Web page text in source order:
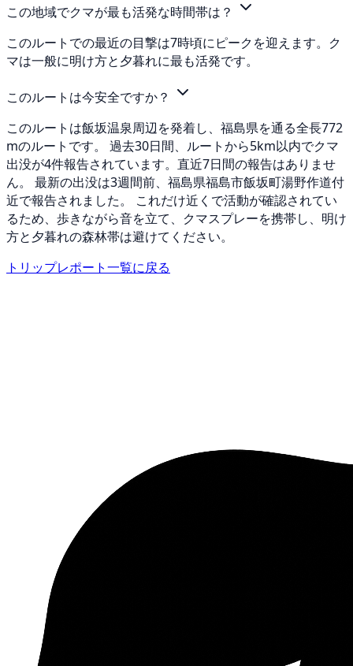
この地域でクマが最も活発な時間帯は？
このルートでの最近の目撃は7時頃にピークを迎えます。ク
マは一般に明け方と夕暮れに最も活発です。
このルートは今安全ですか？
このルートは飯坂温泉周辺を発着し、福島県を通る全長772
mのルートです。 過去30日間、ルートから5km以内でクマ
出没が4件報告されています。直近7日間の報告はありませ
ん。 最新の出没は3週間前、福島県福島市飯坂町湯野作道付
近で報告されました。 これだけ近くで活動が確認されてい
るため、歩きながら音を立て、クマスプレーを携帯し、明け
方と夕暮れの森林帯は避けてください。
トリップレポート一覧に戻る